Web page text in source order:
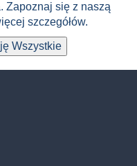
Zapoznaj się z naszą
szczegółów.
Wszystkie